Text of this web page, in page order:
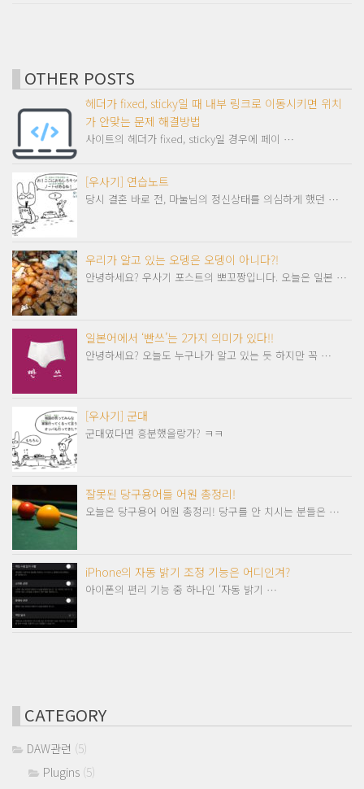
OTHER POSTS
헤더가 fixed, sticky일 때 내부 링크로 이동시키면 위치
가 안맞는 문제 해결방법
사이트의 헤더가 fixed, sticky일 경우에 페이 …
[우사기] 연습노트
당시 결혼 바로 전, 마눌님의 정신상태를 의심하게 했던 …
우리가 알고 있는 오뎅은 오뎅이 아니다?!
안녕하세요? 우사기 포스트의 뽀꼬짱입니다. 오늘은 일본 …
일본어에서 ‘빤쓰’는 2가지 의미가 있다!!
안녕하세요? 오늘도 누구나가 알고 있는 듯 하지만 꼭 …
[우사기] 군대
군대였다면 흥분했을랑가? ㅋㅋ
잘못된 당구용어들 어원 총정리!
오늘은 당구용어 어원 총정리! 당구를 안 치시는 분들은 …
iPhone의 자동 밝기 조정 기능은 어디인겨?
아이폰의 편리 기능 중 하나인 ‘자동 밝기 …
CATEGORY
DAW관련 (5)
Plugins (5)